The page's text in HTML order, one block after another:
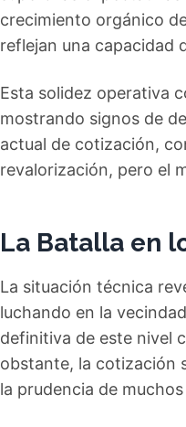
crecimiento orgánico
reflejan una capacidad
Esta solidez operativa
mostrando signos de
actual de cotización,
revalorización, pero el
La Batalla en
La situación técnica
luchando en la
definitiva de este nivel
obstante, la cotización
la prudencia de